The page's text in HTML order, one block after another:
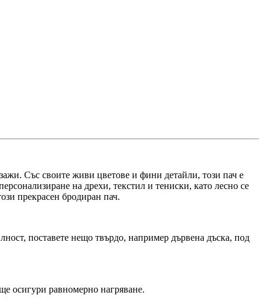
Със своите живи цветове и фини детайли, този пач е
на дрехи, текстил и тениски, като лесно се
прекрасен бродиран пач.
поставете нещо твърдо, например дървена дъска, под
осигури равномерно нагряване.